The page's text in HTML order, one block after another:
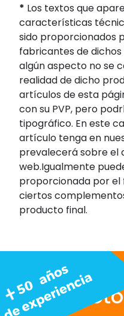
* Los textos que
características
sido proporcionados
fabricantes de
algún aspecto no se
realidad de dicho
artículos de esta
con su PVP, pero
tipográfico. En este
artículo tenga en
prevalecerá sobre el
web.Igualmente
proporcionada por
ciertos
producto final.
Nos